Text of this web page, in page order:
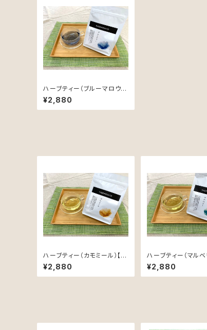
ハーブティー（ブルーマロウ）
【国内自社農園産、農薬不使
用、植物由来素材のティーバッ
ク】
¥2,880
ハーブティー（カモミール）【国
内自社農園産、農薬不使用、
植物由来素材のティーバック】
¥2,880
ハーブティー（マルベ
内自社農園産、農薬不
植物由来素材のティー
¥2,880